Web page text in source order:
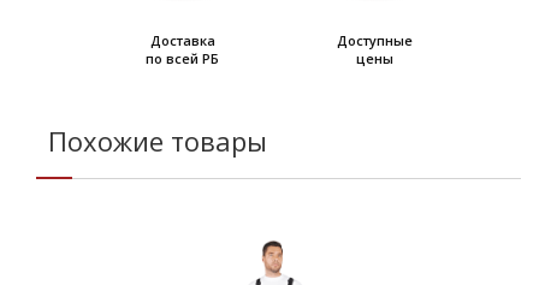
Доставка
по всей РБ
Доступные
цены
Похожие товары